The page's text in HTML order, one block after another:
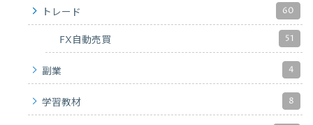
トレード 60
FX自動売買 51
副業 4
学習教材 8